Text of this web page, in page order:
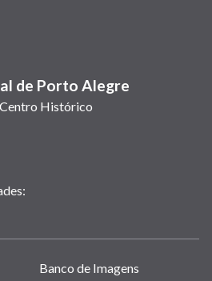
de Porto Alegre
Histórico
Banco de Imagens